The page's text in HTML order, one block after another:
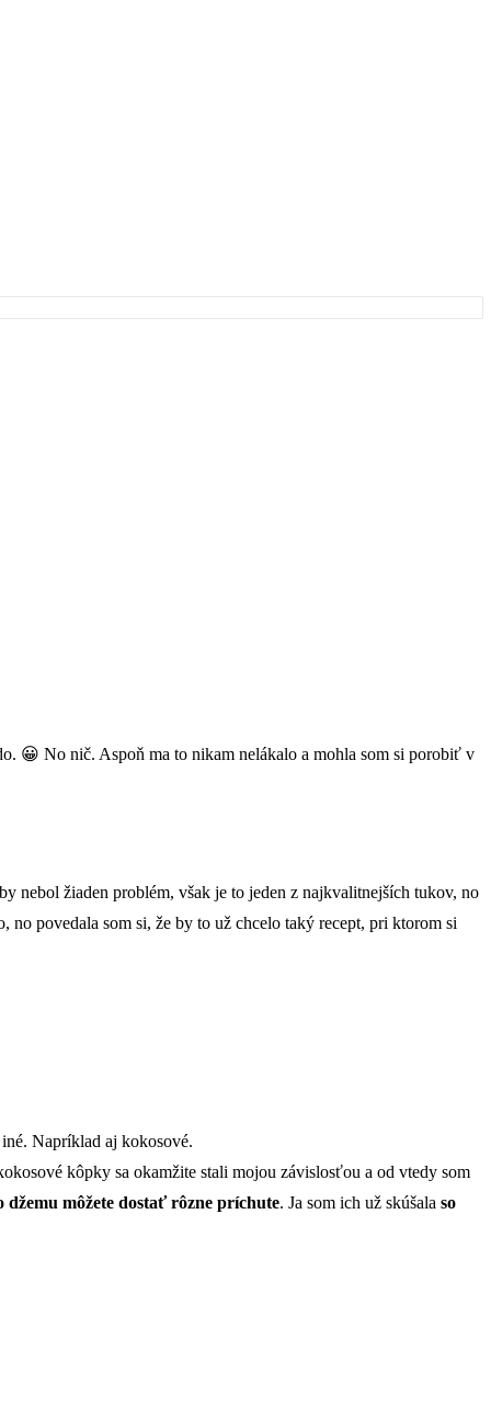
😀 No nič. Aspoň ma to nikam nelákalo a mohla som si porobiť v
nebol žiaden problém, však je to jeden z najkvalitnejších tukov, no
no povedala som si, že by to už chcelo taký recept, pri ktorom si
Napríklad aj kokosové.
kôpky sa okamžite stali mojou závislosťou a od vtedy som
džemu môžete dostať rôzne príchute. Ja som ich už skúšala so